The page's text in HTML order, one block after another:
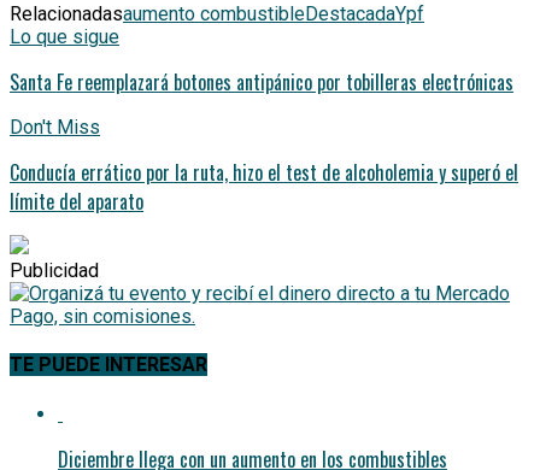
Relacionadasaumento combustibleDestacadaYpf
Lo que sigue
Santa Fe reemplazará botones antipánico por tobilleras electrónicas
Don't Miss
Conducía errático por la ruta, hizo el test de alcoholemia y superó el
límite del aparato
Publicidad
TE PUEDE INTERESAR
Diciembre llega con un aumento en los combustibles